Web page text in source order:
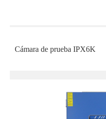
Cámara de prueba IPX6K